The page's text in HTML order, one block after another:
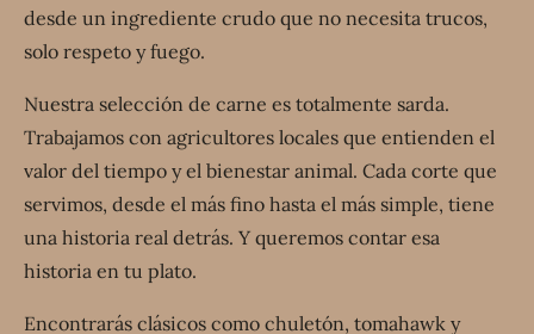
desde un ingrediente crudo que no necesita trucos,
solo respeto y fuego.
Nuestra selección de carne es totalmente sarda.
Trabajamos con agricultores locales que entienden el
valor del tiempo y el bienestar animal. Cada corte que
servimos, desde el más fino hasta el más simple, tiene
una historia real detrás. Y queremos contar esa
historia en tu plato.
Encontrarás clásicos como chuletón, tomahawk y